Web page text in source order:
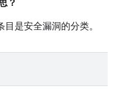
？
是安全漏洞的分类。